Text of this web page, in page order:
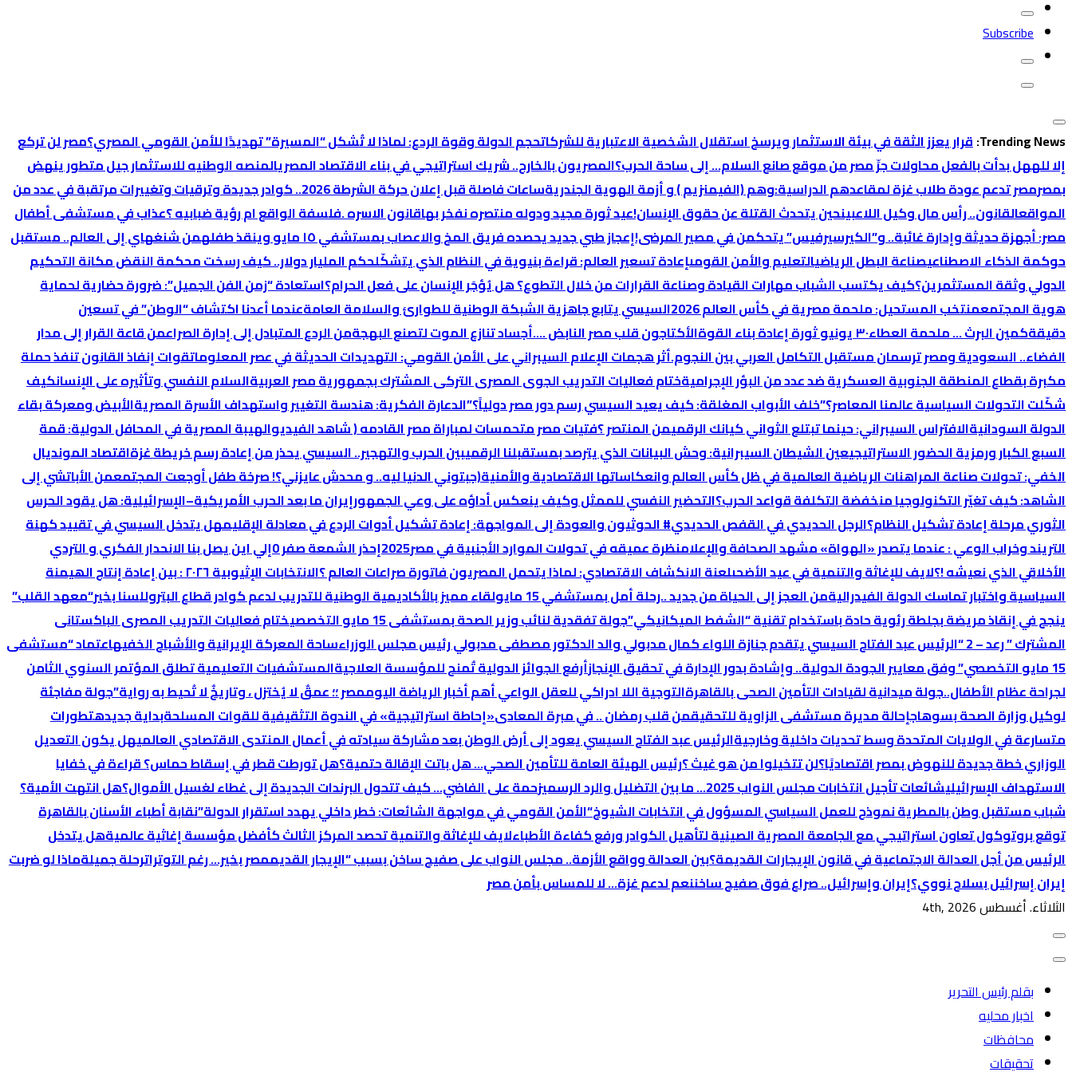
Subscribe
Trending News: قرار يعزز الثقة في بيئة الاستثمار ويرسخ استقلال الشخصية الاعتبارية للشركاتحجم الدولة وقوة الردع: لماذا لا تُشكل “المسيرة” تهديدًا للأمن القومي المصري؟‏مصر لن تركع
إلا للههل بدأت بالفعل محاولات جرِّ مصر من موقع صانع السلام… إلى ساحة الحرب؟المصريون بالخارج.. شريك استراتيجي في بناء الاقتصاد المصريالمنصه الوطنيه للاستثمار جيل متطور ينهض
بمصرمصر تدعم عودة طلاب غزة لمقاعدهم الدراسية:وهم (الفيمنزيم ) و أزمة الهوية الجندرية
ساعات فاصلة قبل إعلان حركة الشرطة 2026.. كوادر جديدة وترقيات وتغييرات مرتقبة في عدد من
المواقعالقانون.. رأس مال وكيل اللاعبينحين يتحدث القتلة عن حقوق الإنسان!عيد ثورة مجيد ودوله منتصره نفخر بهاقانون الاسره .فلسفة الواقع ام رؤية ضبابيه ؟عذاب في مستشفى أطفال
مصر: أجهزة حديثة وإدارة غائبة.. و”الكيرسيرفيس” يتحكمن في مصير المرضى!إعجاز طبي جديد يحصده فريق المخ والاعصاب بمستشفي ١٥ مايو وينقذ طفله
من شنغهاي إلى العالم.. مستقبل
حوكمة الذكاء الاصطناعيصناعة البطل الرياضيالتعليم والأمن القومىإعادة تسعير العالم: قراءة بنيوية في النظام الذي يتشكّلحكم المليار دولار.. كيف رسخت محكمة النقض مكانة التحكيم
الدولي وثقة المستثمرين؟كيف يكتسب الشباب مهارات القيادة وصناعة القرارات من خلال التطوع؟هل يُؤجَر الإنسان على فعل الحرام؟استعادة “زمن الفن الجميل”: ضرورة حضارية لحماية
هوية المجتمعمنتخب المستحيل: ملحمة مصرية في كأس العالم 2026 السيسي يتابع جاهزية الشبكة الوطنية للطوارئ والسلامة العامةعندما أعدنا اكتشاف “الوطن” في تسعين
دقيقةكمين البرث … ملحمة العطاء٣٠ يونيو ثورة إعادة بناء القوة الأكتاجون قلب مصر النابض ….أجساد تنازع الموت لتصنع البهجةمن الردع المتبادل إلى إدارة الصراعمن قاعة القرار إلى مدار
الفضاء.. السعودية ومصر ترسمان مستقبل التكامل العربي بين النجوم.أثر هجمات الإعلام السيبراني على الأمن القومي: التهديدات الحديثة في عصر المعلوماتقوات إنفاذ القانون تنفذ حملة
مكبرة بقطاع المنطقة الجنوبية العسكرية ضد عدد من البؤر الإجراميةختام فعاليات التدريب الجوى المصرى التركى المشترك بجمهورية مصر العربيةالسلام النفسي وتأثيره على الإنسانكيف
شكّلت التحولات السياسية عالمنا المعاصر؟​”خلف الأبواب المغلقة: كيف يعيد السيسي رسم دور مصر دولياً؟”الدعارة الفكرية: هندسة التغيير واستهداف الأسرة المصريةالأبيض ومعركة بقاء
الدولة السودانيةالافتراس السيبراني: حينما تبتلع الثواني كيانك الرقميمن المنتصر ؟فتيات مصر متحمسات لمباراة مصر القادمه ( شاهد الفيديوالهيبة المصرية في المحافل الدولية: قمة
السبع الكبار ورمزية الحضور الاستراتيجيعين الشيطان السيبرانية: وحش البيانات الذي يترصد بمستقبلنا الرقميبين الحرب والتهجير.. السيسي يحذر من إعادة رسم خريطة غزةاقتصاد المونديال
الخفي: تحولات صناعة المراهنات الرياضية العالمية في ظل كأس العالم وانعكاساتها الاقتصادية والأمنية(جبتوني الدنيا ليه.. و محدش عايزني؟! صرخة طفل أوجعت المجتمعمن الأباتشي إلى
الشاهد: كيف تغيّر التكنولوجيا منخفضة التكلفة قواعد الحرب؟التحضير النفسي للممثل وكيف ينعكس أداؤه على وعي الجمهورإيران ما بعد الحرب الأمريكية–الإسرائيلية: هل يقود الحرس
الثوري مرحلة إعادة تشكيل النظام؟الرجل الحديدي في القفص الحديدي# الحوثيون والعودة إلى المواجهة: إعادة تشكيل أدوات الردع في معادلة الإقليمهل يتدخل السيسي في تقييد كهنة
التريند وخراب الوعي : عندما يتصدر «الهواة» مشهد الصحافة والإعلامنظرة عميقه في تحولات الموارد الأجنبية في مصر2025 إحذر الشمعة صفر 0 إلي اين يصل بنا الانحدار الفكري و التردي
الأخلاقي الذي نعيشه !؟لايف للإغاثة والتنمية في عيد الأضحىلعنة الانكشاف الاقتصادي: لماذا یتحمل المصریون فاتورة صراعات العالم ؟
الانتخابات الإثیوبیة ٢٠٢٦ : بین إعادة إنتاج الھیمنة
السیاسیة واختبار تماسك الدولة الفیدرالیةمن العجز إلى الحياة من جديد ..رحلة أمل بمستشفي 15 مايو لقاء مميز بالأكاديمية الوطنية للتدريب لدعم كوادر قطاع البتروللسنا بخير“معهد القلب”
ينجح في إنقاذ مريضة بجلطة رئوية حادة باستخدام تقنية “الشفط الميكانيكي”جولة تفقدية لنائب وزير الصحة بمستشفى 15 مايو التخصصي
ختام فعاليات التدريب المصرى الباكستانى
المشترك ” رعد – 2 “
الرئيس عبد الفتاح السيسي يتقدم جنازة اللواء كمال مدبولي والد الدكتور مصطفى مدبولي رئيس مجلس الوزراءساحة المعركة الإيرانية والأشباح الخفيهاعتماد “مستشفى
15 مايو التخصصي” وفق معايير الجودة الدولية.. وإشادة بدور الإدارة في تحقيق الإنجاز
أرفع الجوائز الدولية تٌمنح للمؤسسة العلاجيةالمستشفيات التعليمية تطلق المؤتمر السنوي الثامن
لجراحة عظام الأطفال..جولة ميدانية لقيادات التأمين الصحى بالقاهرةالتوجية اللا ادراكي للعقل الواعيأهم أخبار الرياضة اليوممصر ؛؛ عمقٌ لا يُختزل ، وتاريخٌ لا تُحيط به رواية”جولة مفاجئة
لوكيل وزارة الصحة بسوهاجإحالة مديرة مستشفى الزاوية للتحقيقمن قلب رمضان .. في مبرة المعادى«إحاطة استراتيجية» في الندوة التثقيفية للقوات المسلحةبداية جديدهتطورات
متسارعة في الولايات المتحدة وسط تحديات داخلية وخارجيةالرئيس عبد الفتاح السيسي يعود إلى أرض الوطن بعد مشاركة سيادته في أعمال المنتدى الاقتصادي العالميهل يكون التعديل
الوزاري خطة جديدة للنهوض بمصر اقتصاديًا؟لن تتخيلوا من هو غيث ؟رئيس الهيئة العامة للتأمين الصحي… هل باتت الإقالة حتمية؟هل تورطت قطر في إسقاط حماس؟ قراءة في خفايا
الاستهداف الإسرائيليشائعات تأجيل انتخابات مجلس النواب 2025… ما بين التضليل والرد الرسمي زحمة على الفاضي… كيف تتحول البرندات الجديدة إلى غطاء لغسيل الأموال؟هل انتهت الأمية؟
شباب مستقبل وطن بالمطرية نموذج للعمل السياسي المسؤول في انتخابات الشيوخ“الأمن القومي في مواجهة الشائعات: خطر داخلي يهدد استقرار الدولة”نقابة أطباء الأسنان بالقاهرة
توقع بروتوكول تعاون استراتيجي مع الجامعة المصرية الصينية لتأهيل الكوادر ورفع كفاءة الأطباءلايف للإغاثة والتنمية تحصد المركز الثالث كأفضل مؤسسة إغاثية عالميةهل يتدخل
الرئيس من أجل العدالة الاجتماعية في قانون الإيجارات القديمة؟بين العدالة وواقع الأزمة.. مجلس النواب على صفيح ساخن بسبب “الإيجار القديممصر بخير… رغم التوتراترحلة جميلةماذا لو ضربت
إيران إسرائيل بسلاح نووي؟إيران وإسرائيل.. صراع فوق صفيح ساخننعم لدعم غزة… لا للمساس بأمن مصر
الثلاثاء. أغسطس 4th, 2026
بقلم رئيس التحرير
اخبار محليه
محافظات
تحقيقات